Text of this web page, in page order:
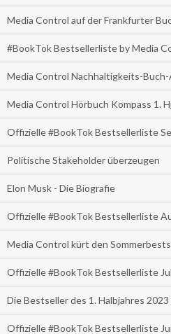
Media Control auf der Frankfurter
#BookTok Bestsellerliste by Media
Media Control Nachhaltigkeits-
Media Control Hörbuch Kompass 1.
Offizielle #BookTok Bestsellerliste
Politische Stakeholder überzeugen
Elon Musk - Die Biografie
Offizielle #BookTok Bestsellerliste
Media Control kürt den
Offizielle #BookTok Bestsellerliste
Die Bestseller des 1. Halbjahres
Offizielle #BookTok Bestsellerliste